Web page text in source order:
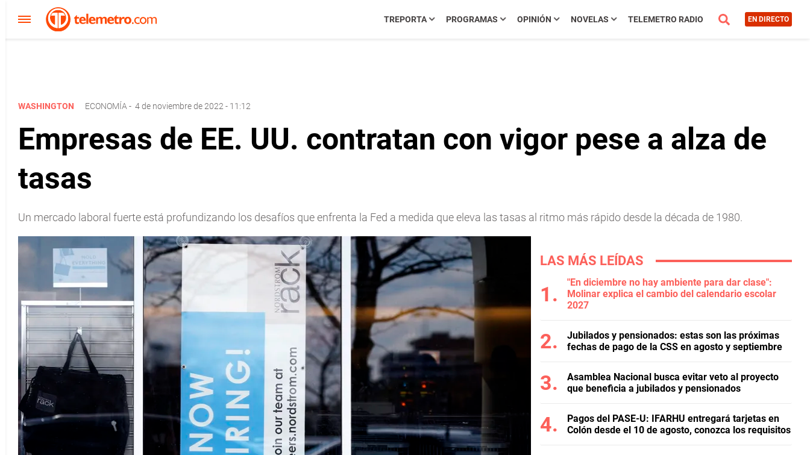
TREPORTA PROGRAMAS OPINIÓN NOVELAS TELEMETRO RADIO EN DIRECTO
WASHINGTON ECONOMÍA - 4 de noviembre de 2022 - 11:12
Empresas de EE. UU. contratan con vigor pese a alza de
tasas
Un mercado laboral fuerte está profundizando los desafíos que enfrenta la Fed a medida que eleva las tasas al ritmo más rápido desde la década de 1980.
LAS MÁS LEÍDAS
"En diciembre no hay ambiente para dar clase":
Molinar explica el cambio del calendario escolar
2027
Jubilados y pensionados: estas son las próximas
fechas de pago de la CSS en agosto y septiembre
Asamblea Nacional busca evitar veto al proyecto
que beneficia a jubilados y pensionados
Pagos del PASE-U: IFARHU entregará tarjetas en
Colón desde el 10 de agosto, conozca los requisitos